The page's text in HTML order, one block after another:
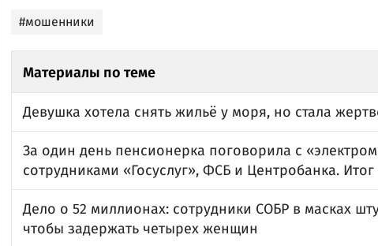
#мошенники
Материалы по теме
Девушка хотела снять жильё у моря, но стала
За один день пенсионерка поговорила с
сотрудниками «Госуслуг», ФСБ и Центробанка.
Дело о 52 миллионах: сотрудники СОБР в масках
чтобы задержать четырех женщин